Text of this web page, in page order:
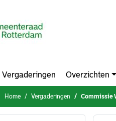
Vergaderingen Overzichten
Home Vergaderingen Commissie Werk